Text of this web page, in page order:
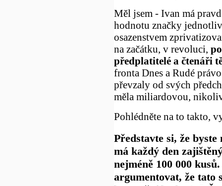
Měl jsem - Ivan má
hodnotu značky
osazenstvem
na začátku, v revoluci,
předplatitelé a čtenáři
fronta Dnes a Rudé
převzaly od svých
měla miliardovou,
Pohlédněte na to takto,
Představte si, že
má každý den
nejméně 100 000
argumentovat, že tato